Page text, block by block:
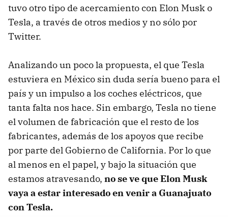
tuvo otro tipo de acercamiento con Elon Musk o
Tesla, a través de otros medios y no sólo por
Twitter.
Analizando un poco la propuesta, el que Tesla
estuviera en México sin duda sería bueno para el
país y un impulso a los coches eléctricos, que
tanta falta nos hace. Sin embargo, Tesla no tiene
el volumen de fabricación que el resto de los
fabricantes, además de los apoyos que recibe
por parte del Gobierno de California. Por lo que
al menos en el papel, y bajo la situación que
estamos atravesando, no se ve que Elon Musk
vaya a estar interesado en venir a Guanajuato
con Tesla.